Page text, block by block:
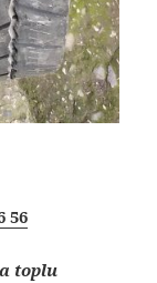
56
toplu